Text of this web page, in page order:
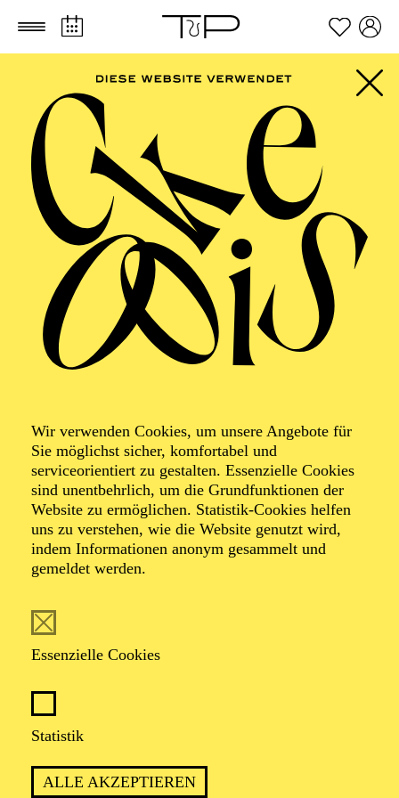
Zum Hauptinhalt springen Zum Footer springen
Wir verwenden Cookies, um unsere Angebote für
Sie möglichst sicher, komfortabel und
serviceorientiert zu gestalten. Essenzielle Cookies
sind unentbehrlich, um die Grundfunktionen der
Website zu ermöglichen. Statistik-Cookies helfen
uns zu verstehen, wie die Website genutzt wird,
indem Informationen anonym gesammelt und
gemeldet werden.
Essenzielle Cookies
Statistik
ALLE AKZEPTIEREN
Foto: Akademie Musiktheater Heute / Deutsche Bank
Stiftung
Leitende Dramaturgin
Patricia Knebel, geboren und aufgewachsen in Essen,
studierte Musikwissenschaft und